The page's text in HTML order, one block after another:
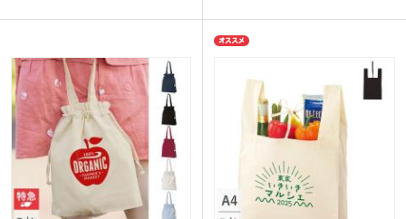
応しており、オリジナルバッグの制作が
果が期待できます。シンプルなデザイン
で配布しやすく、幅広いシーンで喜ばれ
るノベルティです。
動画提供 : ノベルティ・販促エコバッグ
チャンネル
物を入れやすく、説明会の資料やカタロ
グを入れたりライブ物販で使用したり、
お買い物のエコバッグとしても使えま
す。厚手で中身が透けにくく、様々な用
途に使いやすいのがうれしいポイント。
名入れは1色・フルカラーで対応してい
ます。好きなデザインをプリントすると
オリジナルバッグが作れます!